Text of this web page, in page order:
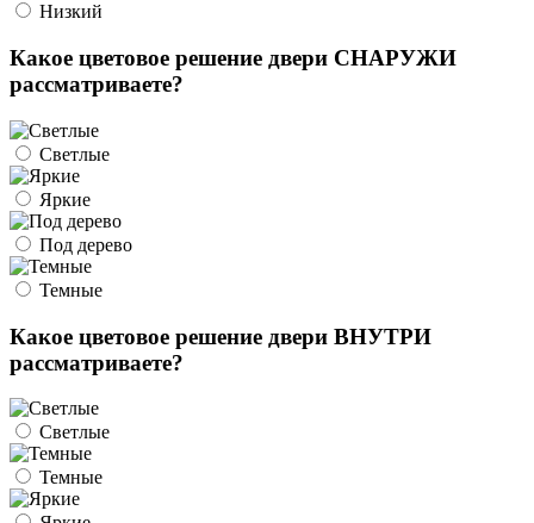
Низкий
Какое цветовое решение двери СНАРУЖИ
рассматриваете?
Светлые
Яркие
Под дерево
Темные
Какое цветовое решение двери ВНУТРИ
рассматриваете?
Светлые
Темные